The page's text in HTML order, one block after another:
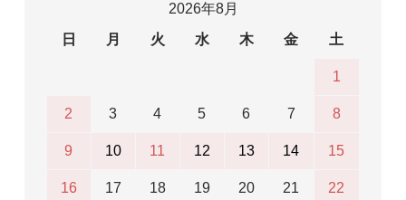
2026年8月
日
月 火 水 木 金 土
1
2 3 4 5 6 7 8
9 10 11 12 13 14 15
16 17 18 19 20 21 22